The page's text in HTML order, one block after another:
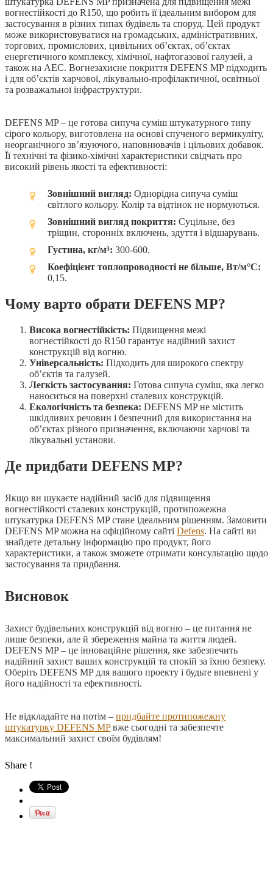
вогнестійкості до R150, що робить її ідеальним вибором для
застосування в різних типах будівель та споруд. Цей продукт
може використовуватися на громадських, адміністративних,
торгових, промислових, цивільних об’єктах, об’єктах
енергетичного комплексу, хімічної, нафтогазової галузей, а
також на АЕС. Вогнезахисне покриття DEFENS MP підходить
і для об’єктів харчової, лікувально-профілактичної, освітньої
та розважальної інфраструктури.
DEFENS MP – це готова сипуча суміш штукатурного типу
сірого кольору, виготовлена на основі спученого вермикуліту,
неорганічного зв’язуючого, наповнювачів і цільових добавок.
Її технічні та фізико-хімічні характеристики свідчать про
високий рівень якості та ефективності:
Зовнішний вигляд: Однорідна сипуча суміш
світлого кольору. Колір та відтінок не нормуються.
Зовнішний вигляд покриття: Суцільне, без
тріщин, сторонніх включень, здуття і відшарувань.
Густина, кг/м³: 300-600.
Коефіцієнт топлопроводності не більше, Вт/м°С:
0,15.
Чому варто обрати DEFENS MP?
Висока вогнестійкість: Підвищення межі
вогнестійкості до R150 гарантує надійний захист
конструкцій від вогню.
Універсальність: Підходить для широкого спектру
об’єктів та галузей.
Легкість застосування: Готова сипуча суміш, яка легко
наноситься на поверхні сталевих конструкцій.
Екологічність та безпека: DEFENS MP не містить
шкідливих речовин і безпечний для використання на
об’єктах різного призначення, включаючи харчові та
лікувальні установи.
Де придбати DEFENS MP?
Якщо ви шукаєте надійний засіб для підвищення
вогнестійкості сталевих конструкцій, протипожежна
штукатурка DEFENS MP стане ідеальним рішенням. Замовити
DEFENS MP можна на офіційному сайті Defens. На сайті ви
знайдете детальну інформацію про продукт, його
характеристики, а також зможете отримати консультацію щодо
застосування та придбання.
Висновок
Захист будівельних конструкцій від вогню – це питання не
лише безпеки, але й збереження майна та життя людей.
DEFENS MP – це інноваційне рішення, яке забезпечить
надійний захист ваших конструкцій та спокій за їхню безпеку.
Оберіть DEFENS MP для вашого проекту і будьте впевнені у
його надійності та ефективності.
Не відкладайте на потім – придбайте протипожежну
штукатурку DEFENS MPвже сьогодні та забезпечте
максимальний захист своїм будівлям!
Share !